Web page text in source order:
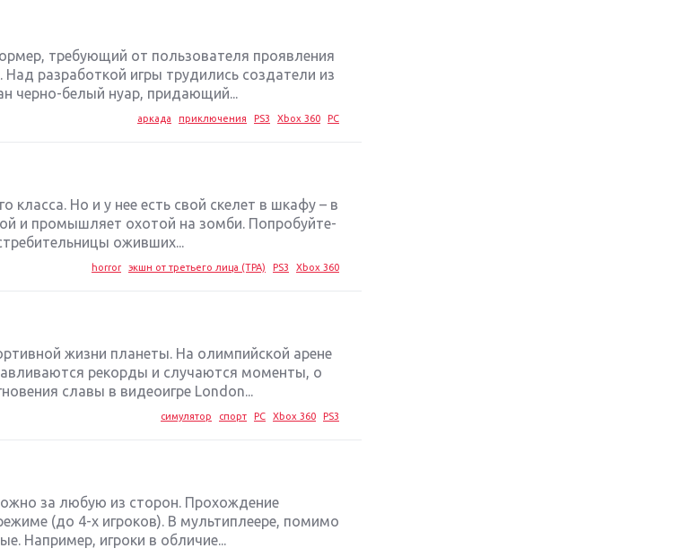
требующий от пользователя проявления
разработкой игры трудились создатели из
черно-белый нуар, придающий...
аркада приключения PS3 Xbox 360 PC
класса. Но и у нее есть свой скелет в шкафу – в
и промышляет охотой на зомби. Попробуйте-
оживших...
horror экшн от третьего лица (TPA) PS3 Xbox 360
жизни планеты. На олимпийской арене
рекорды и случаются моменты, о
славы в видеоигре London...
симулятор спорт PC Xbox 360 PS3
за любую из сторон. Прохождение
(до 4-х игроков). В мультиплеере, помимо
Например, игроки в обличие...